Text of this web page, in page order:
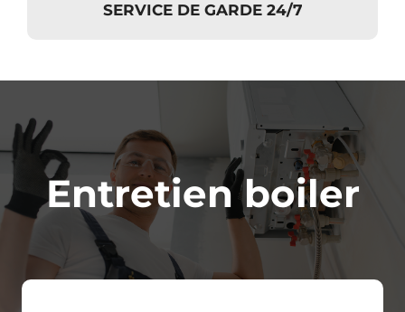
SERVICE DE GARDE 24/7
Entretien boiler